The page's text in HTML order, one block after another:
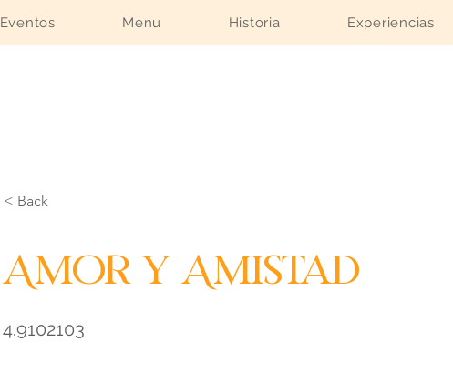
Eventos Menu Historia Experiencias
< Back
Amor y Amistad
4.9102103